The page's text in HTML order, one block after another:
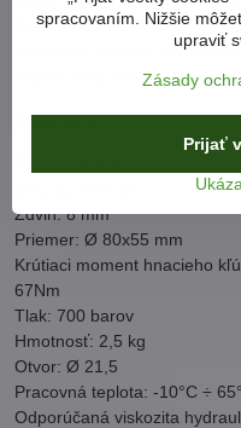
Nie je potrebné žiadne
akýkoľvek servis s
to pracovný čas a uľahčuje
Parametre:
Zdvih: 8 mm
Priemer: Ø 80x55 mm
Krútiaci moment hnacieho
67Nm
Tlak: 700 barov
Hmotnosť: 2,5 kg
Otvor: Ø 21,5
Pracovná teplota: -10°C ÷
Odporúčaná viskozita
spracovaním. Nižšie
upraviť
Zásady
Prijať